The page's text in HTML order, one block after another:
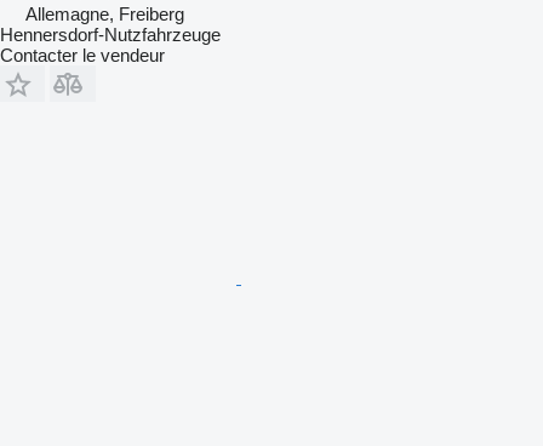
Allemagne, Freiberg
Hennersdorf-Nutzfahrzeuge
Contacter le vendeur